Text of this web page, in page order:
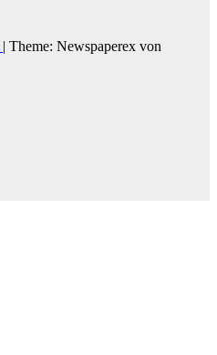
| Theme: Newspaperex von